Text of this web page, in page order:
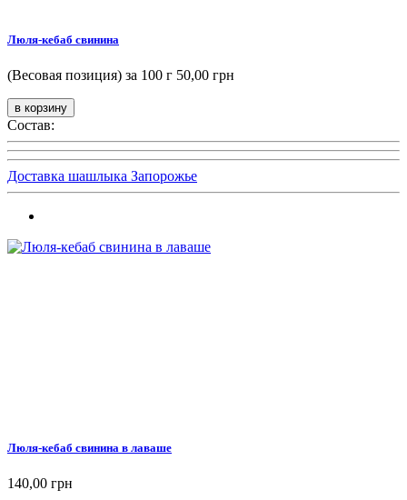
Люля-кебаб свинина
(Весовая позиция) за 100 г 50,00 грн
Состав:
Доставка шашлыка Запорожье
Люля-кебаб свинина в лаваше
140,00 грн